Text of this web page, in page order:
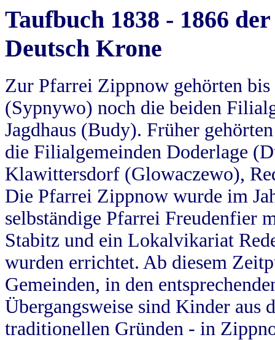
Taufbuch 1838 - 1866
Deutsch Krone
Zur Pfarrei Zippnow gehörten
(Sypnywo) noch die beiden
Jagdhaus (Budy). Früher
die Filialgemeinden Doderlage
Klawittersdorf (Glowaczewo),
Die Pfarrei Zippnow wurde im
selbständige Pfarrei Freudenfier
Stabitz und ein Lokalvikariat
wurden errichtet. Ab diesem
Gemeinden, in den
Übergangsweise sind Kinder aus
traditionellen Gründen - in